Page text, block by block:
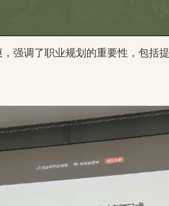
强调了职业规划的重要性，包括